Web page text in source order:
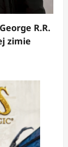
R.R.
zimie